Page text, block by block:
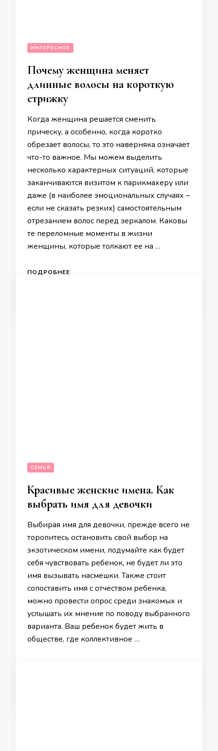
ИНТЕРЕСНОЕ
Почему женщина меняет
длинные волосы на короткую
стрижку
Когда женщина решается сменить
прическу, а особенно, когда коротко
обрезает волосы, то это наверняка означает
что-то важное. Мы можем выделить
несколько характерных ситуаций, которые
заканчиваются визитом к парикмахеру или
даже (в наиболее эмоциональных случаях –
если не сказать резких) самостоятельным
отрезанием волос перед зеркалом. Каковы
те переломные моменты в жизни
женщины, которые толкают ее на …
ПОДРОБНЕЕ
СЕМЬЯ
Красивые женские имена. Как
выбрать имя для девочки
Выбирая имя для девочки, прежде всего не
торопитесь остановить свой выбор на
экзотическом имени, подумайте как будет
себя чувствовать ребенок, не будет ли это
имя вызывать насмешки. Также стоит
сопоставить имя с отчеством ребенка,
можно провести опрос среди знакомых и
услышать их мнение по поводу выбранного
варианта. Ваш ребенок будет жить в
обществе, где коллективное …